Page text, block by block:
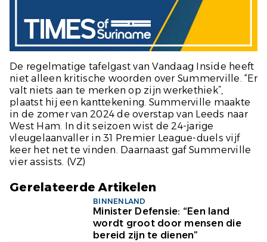
De regelmatige tafelgast van Vandaag Inside heeft
niet alleen kritische woorden over Summerville. “Er
valt niets aan te merken op zijn werkethiek”,
plaatst hij een kanttekening. Summerville maakte
in de zomer van 2024 de overstap van Leeds naar
West Ham. In dit seizoen wist de 24-jarige
vleugelaanvaller in 31 Premier League-duels vijf
keer het net te vinden. Daarnaast gaf Summerville
vier assists. (VZ)
Gerelateerde Artikelen
BINNENLAND
Minister Defensie: “Een land
wordt groot door mensen die
bereid zijn te dienen”